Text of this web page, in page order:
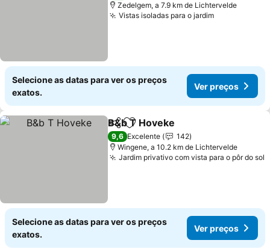
Zedelgem, a 7.9 km de Lichtervelde
Vistas isoladas para o jardimVer preços
Selecione as datas para ver os preços
exatos.
Ver preços
PartilharAdicionar aos favoritos
B&b T Hoveke
9,6 Excelente
142
Wingene, a 10.2 km de Lichtervelde
Jardim privativo com vista para o pôr do sol
Selecione as datas para ver os preços
exatos.
Ver preços